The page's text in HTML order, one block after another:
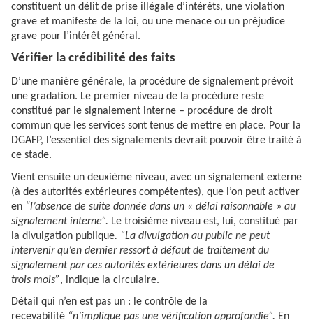
constituent un délit de prise illégale d’intérêts, une violation
grave et manifeste de la loi, ou une menace ou un préjudice
grave pour l’intérêt général.
Vérifier la crédibilité des faits
D’une manière générale, la procédure de signalement prévoit
une gradation. Le premier niveau de la procédure reste
constitué par le signalement interne – procédure de droit
commun que les services sont tenus de mettre en place. Pour la
DGAFP, l’essentiel des signalements devrait pouvoir être traité à
ce stade.
Vient ensuite un deuxième niveau, avec un signalement externe
(à des autorités extérieures compétentes), que l’on peut activer
en “l’absence de suite donnée dans un « délai raisonnable » au
signalement interne”. Le troisième niveau est, lui, constitué par
la divulgation publique. “La divulgation au public ne peut
intervenir qu’en dernier ressort à défaut de traitement du
signalement par ces autorités extérieures dans un délai de
trois mois”, indique la circulaire.
Détail qui n’en est pas un : le contrôle de la
recevabilité “n’implique pas une vérification approfondie”. En